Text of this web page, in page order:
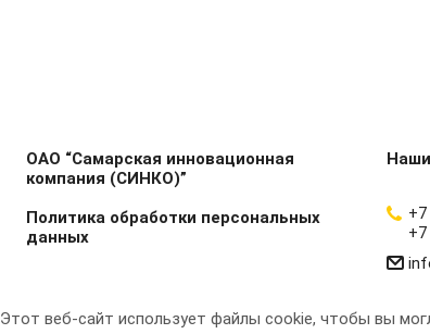
ОАО “Самарская инновационная
компания (СИНКО)”
Политика обработки персональных
данных
Этот веб-сайт использует файлы cookie, чтобы вы